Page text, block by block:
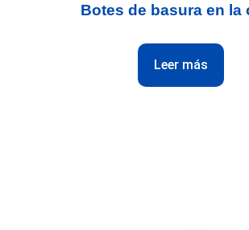
Botes de basura en la
Leer más